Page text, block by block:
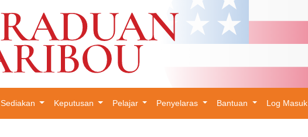
Sediakan Keputusan Pelajar Penyelaras Bantuan Log Masuk